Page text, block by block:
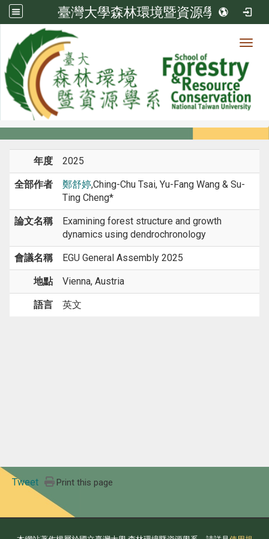
臺灣大學森林環境暨資源學系
系所成員
系所成員
年度 2025
全部作者 鄭舒婷,Ching-Chu Tsai, Yu-Fang Wang & Su-
Ting Cheng*
論文名稱
Examining forest structure and growth
dynamics using dendrochronology
會議名稱 EGU General Assembly 2025
地點 Vienna, Austria
語言 英文
Tweet Print this page